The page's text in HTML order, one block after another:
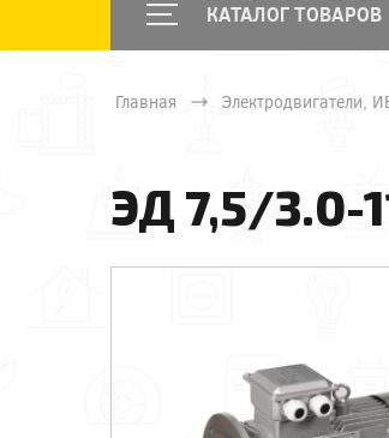
КАТАЛОГ ТОВАРОВ
Главная Электродвигатели,
ЭД 7,5/3.0-